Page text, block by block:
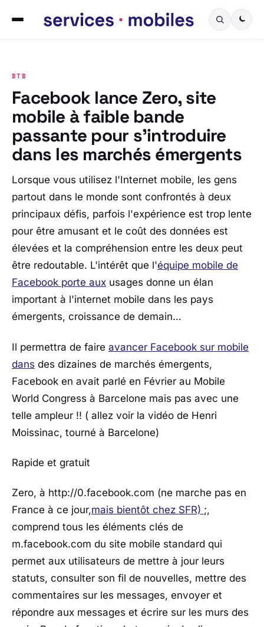
BTB
Facebook lance Zero, site
mobile à faible bande
passante pour s’introduire
dans les marchés émergents
Lorsque vous utilisez l'Internet mobile, les gens
partout dans le monde sont confrontés à deux
principaux défis, parfois l'expérience est trop lente
pour être amusant et le coût des données est
élevées et la compréhension entre les deux peut
être redoutable. L'intérêt que l'équipe mobile de
Facebook porte aux usages donne un élan
important à l'internet mobile dans les pays
émergents, croissance de demain…
Il permettra de faire avancer Facebook sur mobile
dans des dizaines de marchés émergents,
Facebook en avait parlé en Février au Mobile
World Congress à Barcelone mais pas avec une
telle ampleur !! ( allez voir la vidéo de Henri
Moissinac, tourné à Barcelone)
Rapide et gratuit
Zero, à http://0.facebook.com (ne marche pas en
France à ce jour,mais bientôt chez SFR) ;,
comprend tous les éléments clés de
m.facebook.com du site mobile standard qui
permet aux utilisateurs de mettre à jour leurs
statuts, consulter son fil de nouvelles, mettre des
commentaires sur les messages, envoyer et
répondre aux messages et écrire sur les murs des